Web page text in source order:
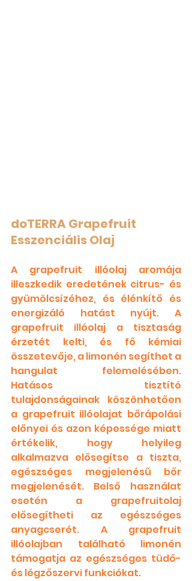
doTERRA Grapefruit
Esszenciális Olaj
A grapefruit illóolaj aromája
illeszkedik eredetének citrus- és
gyümölcsízéhez, és élénkítő és
energizáló hatást nyújt. A
grapefruit illóolaj a tisztaság
érzetét kelti, és fő kémiai
összetevője, a limonén segíthet a
hangulat felemelésében.
Hatásos tisztító
tulajdonságainak köszönhetően
a grapefruit illóolajat bőrápolási
előnyei és azon képessége miatt
értékelik, hogy helyileg
alkalmazva elősegítse a tiszta,
egészséges megjelenésű bőr
megjelenését. Belső használat
esetén a grapefruitolaj
elősegítheti az egészséges
anyagcserét. A grapefruit
illóolajban található limonén
támogatja az egészséges tüdő-
és légzőszervi funkciókat.